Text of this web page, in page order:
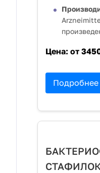
Цена: от
Подробнее